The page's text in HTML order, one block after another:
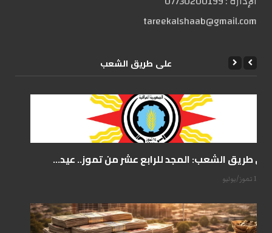
tareekalshaab@gmail.com
علی طریق الشعب
على طريق الشعب: المجد للرابع عشر من تموز.. عيد...
14 تموز/يوليو